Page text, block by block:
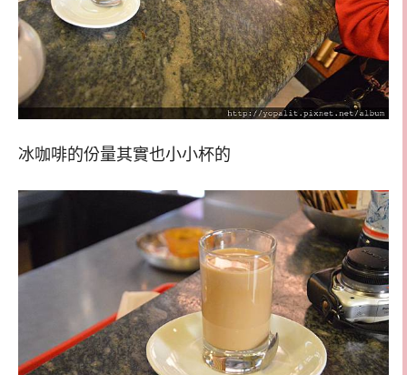
冰咖啡的份量其實也小小杯的